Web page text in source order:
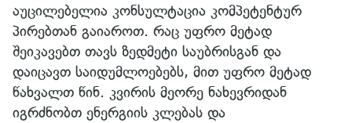
აუცილებელია კონსულტაცია კომპეტენტურ
პირებთან გაიაროთ. რაც უფრო მეტად
შეიკავებთ თავს ზედმეტი საუბრისგან და
დაიცავთ საიდუმლოებებს, მით უფრო მეტად
წახვალთ წინ. კვირის მეორე ნახევრიდან
იგრძნობთ ენერგიის კლებას და